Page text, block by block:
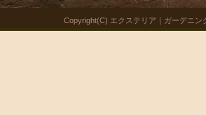
Copyright(C) エクステリア｜ガーデニ